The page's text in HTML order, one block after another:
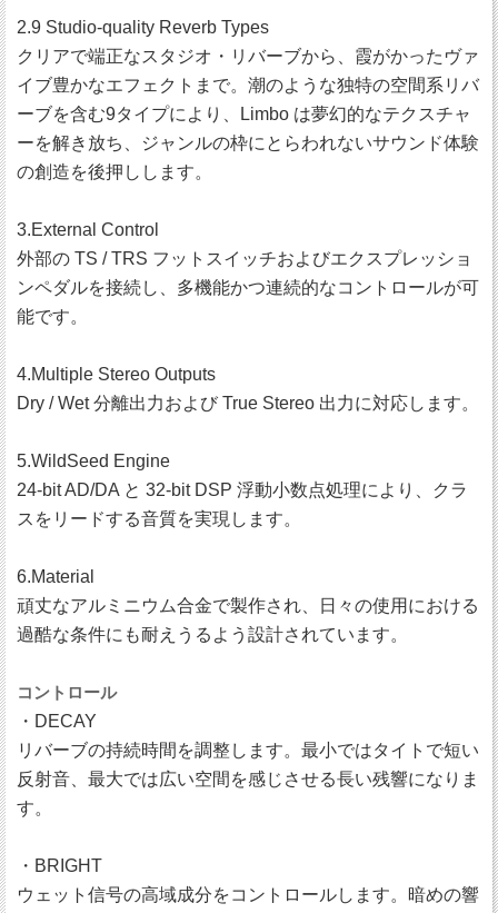
2.9 Studio-quality Reverb Types
クリアで端正なスタジオ・リバーブから、霞がかったヴァ
イブ豊かなエフェクトまで。潮のような独特の空間系リバ
ーブを含む9タイプにより、Limbo は夢幻的なテクスチャ
ーを解き放ち、ジャンルの枠にとらわれないサウンド体験
の創造を後押しします。
3.External Control
外部の TS / TRS フットスイッチおよびエクスプレッショ
ンペダルを接続し、多機能かつ連続的なコントロールが可
能です。
4.Multiple Stereo Outputs
Dry / Wet 分離出力および True Stereo 出力に対応します。
5.WildSeed Engine
24-bit AD/DA と 32-bit DSP 浮動小数点処理により、クラ
スをリードする音質を実現します。
6.Material
頑丈なアルミニウム合金で製作され、日々の使用における
過酷な条件にも耐えうるよう設計されています。
コントロール
・DECAY
リバーブの持続時間を調整します。最小ではタイトで短い
反射音、最大では広い空間を感じさせる長い残響になりま
す。
・BRIGHT
ウェット信号の高域成分をコントロールします。暗めの響